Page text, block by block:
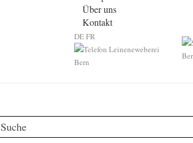
Über uns
Kontakt
DEFR
Suche